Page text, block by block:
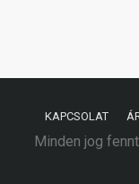
KAPCSOLAT
Minden jog